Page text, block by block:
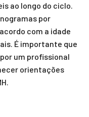
ao longo do ciclo.
por
com a idade
É importante que
um profissional
orientações